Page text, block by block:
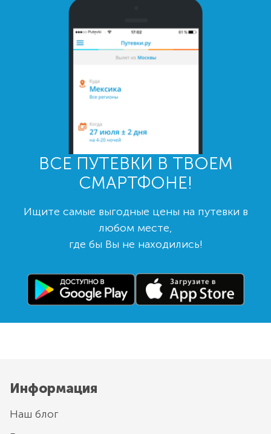
ВСЕ ПУТЕВКИ В ТВОЕМ
СМАРТФОНЕ!
Ищите самые выгодные цены на путевки в
любом месте,
где бы Вы не находились!
Информация
Наш блог